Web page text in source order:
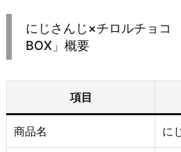
にじさんじ×チロルチョコ
BOX」概要
項目
商品名 に